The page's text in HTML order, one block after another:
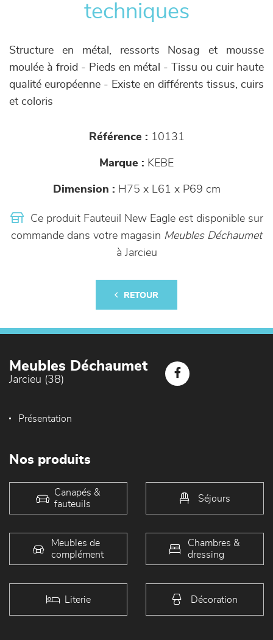
techniques
Structure en métal, ressorts Nosag et mousse
moulée à froid - Pieds en métal - Tissu ou cuir haute
qualité européenne - Existe en différents tissus, cuirs
et coloris
Référence : 10131
Marque : KEBE
Dimension : H75 x L61 x P69 cm
Ce produit Fauteuil New Eagle est disponible sur
commande dans votre magasin Meubles Déchaumet
à Jarcieu
RETOUR
Meubles Déchaumet
Jarcieu (38)
Présentation
Nos produits
Canapés &
fauteuils
Séjours
Meubles de
complément
Chambres &
dressing
Literie Décoration